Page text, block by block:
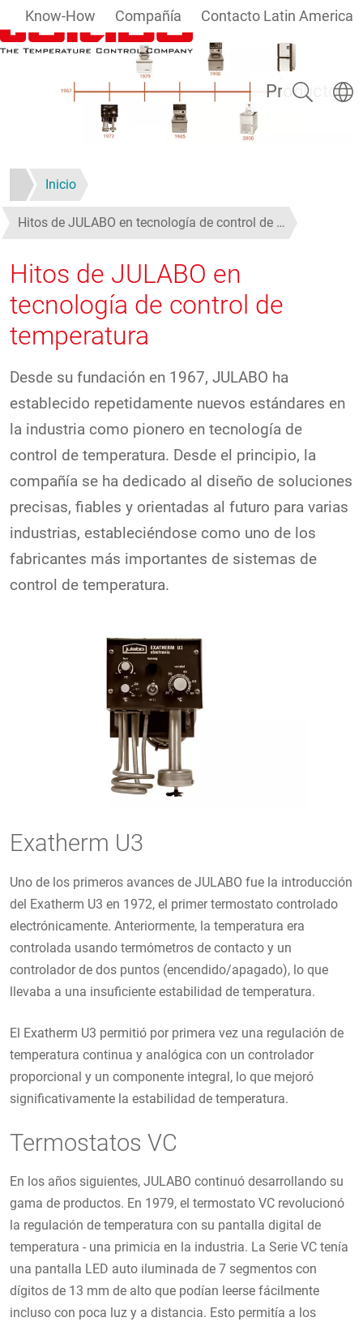
Pasar al contenido principal
Productos
Know-How Compañía Contacto Latin America
Buscar
Inicio
Hitos de JULABO en tecnología de control de …
Hitos de JULABO en
tecnología de control de
temperatura
Desde su fundación en 1967, JULABO ha
establecido repetidamente nuevos estándares en
la industria como pionero en tecnología de
control de temperatura. Desde el principio, la
compañía se ha dedicado al diseño de soluciones
precisas, fiables y orientadas al futuro para varias
industrias, estableciéndose como uno de los
fabricantes más importantes de sistemas de
control de temperatura.
Exatherm U3
Uno de los primeros avances de JULABO fue la introducción
del Exatherm U3 en 1972, el primer termostato controlado
electrónicamente. Anteriormente, la temperatura era
controlada usando termómetros de contacto y un
controlador de dos puntos (encendido/apagado), lo que
llevaba a una insuficiente estabilidad de temperatura.
El Exatherm U3 permitió por primera vez una regulación de
temperatura continua y analógica con un controlador
proporcional y un componente integral, lo que mejoró
significativamente la estabilidad de temperatura.
Termostatos VC
En los años siguientes, JULABO continuó desarrollando su
gama de productos. En 1979, el termostato VC revolucionó
la regulación de temperatura con su pantalla digital de
temperatura - una primicia en la industria. La Serie VC tenía
una pantalla LED auto iluminada de 7 segmentos con
dígitos de 13 mm de alto que podían leerse fácilmente
incluso con poca luz y a distancia. Esto permitía a los